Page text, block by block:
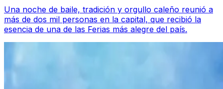
Una noche de baile, tradición y orgullo caleño reunió a
más de dos mil personas en la capital, que recibió la
esencia de una de las Ferias más alegre del país.